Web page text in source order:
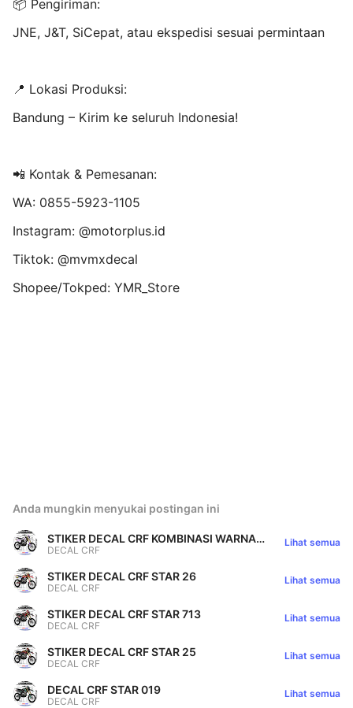
📦 Pengiriman:
JNE, J&T, SiCepat, atau ekspedisi sesuai permintaan
📍 Lokasi Produksi:
Bandung – Kirim ke seluruh Indonesia!
📲 Kontak & Pemesanan:
WA: 0855-5923-1105
Instagram: @motorplus.id
Tiktok: @mvmxdecal
Shopee/Tokped: YMR_Store
Anda mungkin menyukai postingan ini
STIKER DECAL CRF KOMBINASI WARNA
PUTIH | UNGU STAR 01
DECAL CRF
Lihat semua
STIKER DECAL CRF STAR 26
DECAL CRF
Lihat semua
STIKER DECAL CRF STAR 713
DECAL CRF
Lihat semua
STIKER DECAL CRF STAR 25
DECAL CRF
Lihat semua
DECAL CRF STAR 019
DECAL CRF
Lihat semua